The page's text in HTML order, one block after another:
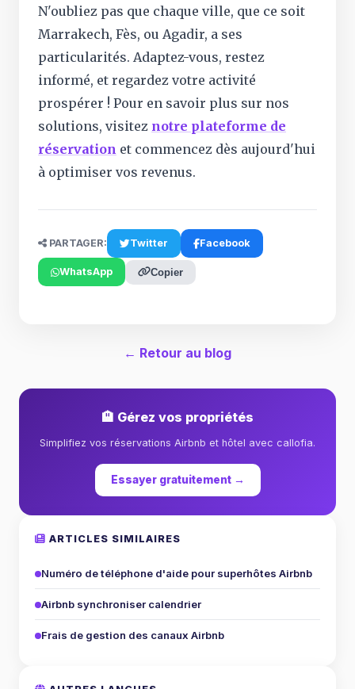
N'oubliez pas que chaque ville, que ce soit
Marrakech, Fès, ou Agadir, a ses
particularités. Adaptez-vous, restez
informé, et regardez votre activité
prospérer ! Pour en savoir plus sur nos
solutions, visitez notre plateforme de
réservation et commencez dès aujourd'hui
à optimiser vos revenus.
PARTAGER: Twitter Facebook
WhatsApp Copier
← Retour au blog
🏨 Gérez vos propriétés
Simplifiez vos réservations Airbnb et hôtel avec callofia.
Essayer gratuitement →
ARTICLES SIMILAIRES
Numéro de téléphone d'aide pour superhôtes Airbnb
Airbnb synchroniser calendrier
Frais de gestion des canaux Airbnb